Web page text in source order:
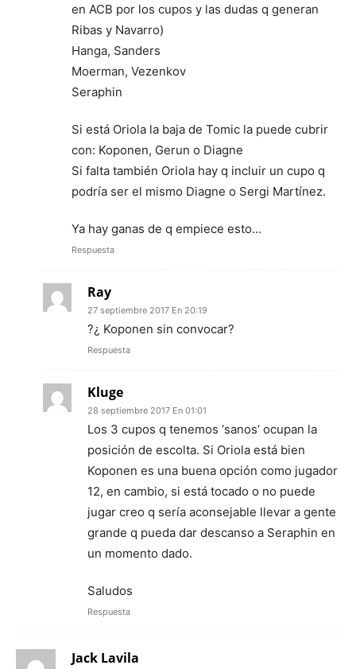
en ACB por los cupos y las dudas q generan
Ribas y Navarro)
Hanga, Sanders
Moerman, Vezenkov
Seraphin
Si está Oriola la baja de Tomic la puede cubrir
con: Koponen, Gerun o Diagne
Si falta también Oriola hay q incluir un cupo q
podría ser el mismo Diagne o Sergi Martínez.
Ya hay ganas de q empiece esto…
Respuesta
Ray
27 septiembre 2017 En 20:19
?¿ Koponen sin convocar?
Respuesta
Kluge
28 septiembre 2017 En 01:01
Los 3 cupos q tenemos ‘sanos’ ocupan la
posición de escolta. Si Oriola está bien
Koponen es una buena opción como jugador
12, en cambio, si está tocado o no puede
jugar creo q sería aconsejable llevar a gente
grande q pueda dar descanso a Seraphin en
un momento dado.
Saludos
Respuesta
Jack Lavila